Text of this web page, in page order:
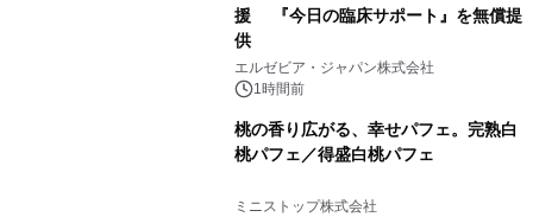
援 『今日の臨床サポート』を無償提
供
エルゼビア・ジャパン株式会社
1時間前
桃の香り広がる、幸せパフェ。完熟白
桃パフェ／得盛白桃パフェ
ミニストップ株式会社